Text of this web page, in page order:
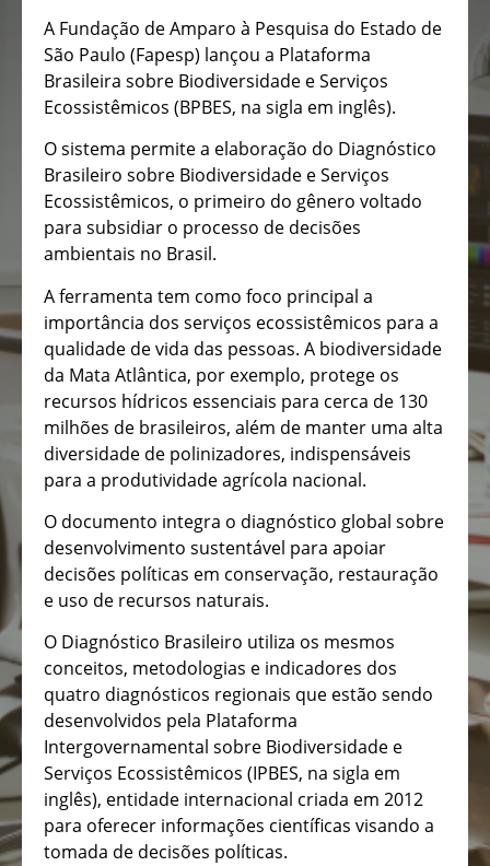
A Fundação de Amparo à Pesquisa do Estado de
São Paulo (Fapesp) lançou a Plataforma
Brasileira sobre Biodiversidade e Serviços
Ecossistêmicos (BPBES, na sigla em inglês).
O sistema permite a elaboração do Diagnóstico
Brasileiro sobre Biodiversidade e Serviços
Ecossistêmicos, o primeiro do gênero voltado
para subsidiar o processo de decisões
ambientais no Brasil.
A ferramenta tem como foco principal a
importância dos serviços ecossistêmicos para a
qualidade de vida das pessoas. A biodiversidade
da Mata Atlântica, por exemplo, protege os
recursos hídricos essenciais para cerca de 130
milhões de brasileiros, além de manter uma alta
diversidade de polinizadores, indispensáveis
para a produtividade agrícola nacional.
O documento integra o diagnóstico global sobre
desenvolvimento sustentável para apoiar
decisões políticas em conservação, restauração
e uso de recursos naturais.
O Diagnóstico Brasileiro utiliza os mesmos
conceitos, metodologias e indicadores dos
quatro diagnósticos regionais que estão sendo
desenvolvidos pela Plataforma
Intergovernamental sobre Biodiversidade e
Serviços Ecossistêmicos (IPBES, na sigla em
inglês), entidade internacional criada em 2012
para oferecer informações científicas visando a
tomada de decisões políticas.